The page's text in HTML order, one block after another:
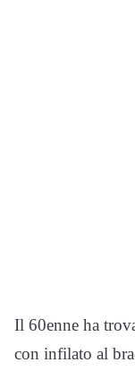
Il 60enne ha
con infilato al